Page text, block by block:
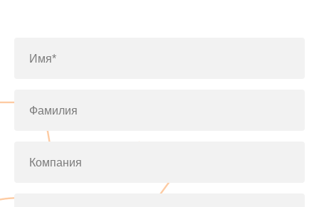
Имя*
Фамилия
Компания